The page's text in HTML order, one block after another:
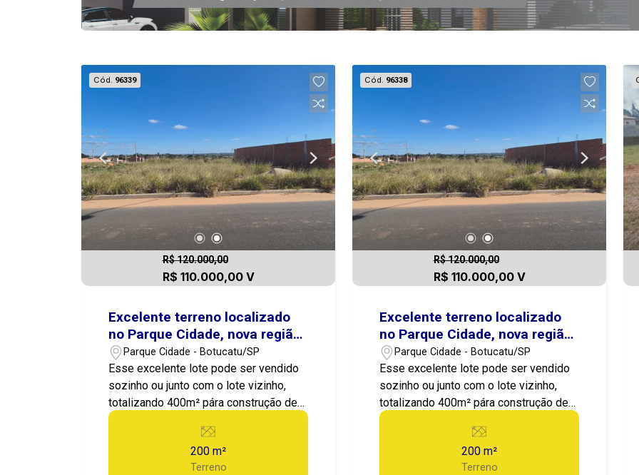
Cód. 96339
R$ 120.000,00
R$ 110.000,00 V
Excelente terreno localizado
no Parque Cidade, nova região
de valorização e
desenvolvimento da cidade,
atrás do shopping de Botucatu.
Parque Cidade - Botucatu/SP
Esse excelente lote pode ser vendido
sozinho ou junto com o lote vizinho,
totalizando 400m² pára construção de
uma bela casa com área gourmet e
200 m²
Terreno
Cód. 96338
R$ 120.000,00
R$ 110.000,00 V
Excelente terreno localizado
no Parque Cidade, nova região
de valorização e
desenvolvimento da cidade,
atrás do shopping de Botucatu.
Parque Cidade - Botucatu/SP
Esse excelente lote pode ser vendido
sozinho ou junto com o lote vizinho,
totalizando 400m² pára construção de
uma bela casa com área gourmet e
200 m²
Terreno